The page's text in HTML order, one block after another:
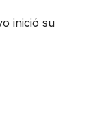
inició su